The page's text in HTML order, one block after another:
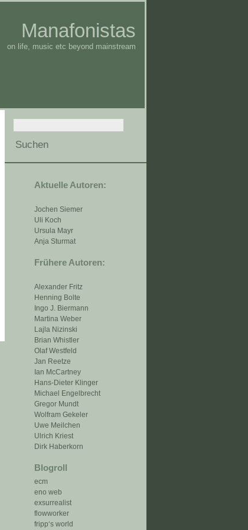
Manafonistas
on life, music etc beyond mainstream
Aktuelle Autoren:
Jochen Siemer
Uli Koch
Ursula Mayr
Anja Sturmat
Frühere Autoren:
Alexander Fritz
Henning Bolte
Ingo J. Biermann
Martina Weber
Lajla Nizinski
Brian Whistler
Olaf Westfeld
Jan Reetze
Ian McCartney
Hans-Dieter Klinger
Michael Engelbrecht
Gregor Mundt
Wolfram Gekeler
Uwe Meilchen
Ulrich Kriest
Dirk Haberkorn
Blogroll
ecm
eno web
exsurrealist
flowworker
fripp‘s world